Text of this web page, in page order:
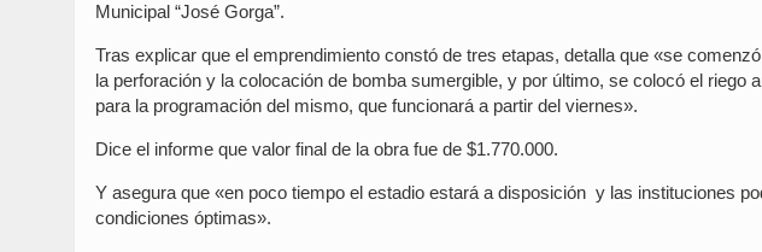
Municipal “José Gorga”.
Tras explicar que el emprendimiento constó de tres etapas, detalla que «se
la perforación y la colocación de bomba sumergible, y por último, se colocó el riego
para la programación del mismo, que funcionará a partir del viernes».
Dice el informe que valor final de la obra fue de $1.770.000.
Y asegura que «en poco tiempo el estadio estará a disposición y las instituciones
condiciones óptimas».